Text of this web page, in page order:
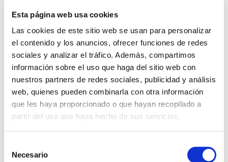
Esta página web usa cookies
Las cookies de este sitio web se usan para personalizar
el contenido y los anuncios, ofrecer funciones de redes
sociales y analizar el tráfico. Además, compartimos
información sobre el uso que haga del sitio web con
nuestros partners de redes sociales, publicidad y análisis
web, quienes pueden combinarla con otra información
que les haya proporcionado o que hayan recopilado a
partir del uso que haya hecho de sus servicios.
Necesario
Por ejemplo:
optimizar la
retribución del socio administrador
decidir qué parte del beneficio se reparte y cuál se
reinvierte
diferir parte de la tributación
Esto resulta especialmente interesante cuando el negocio
empieza a generar
beneficios elevados y recurrentes